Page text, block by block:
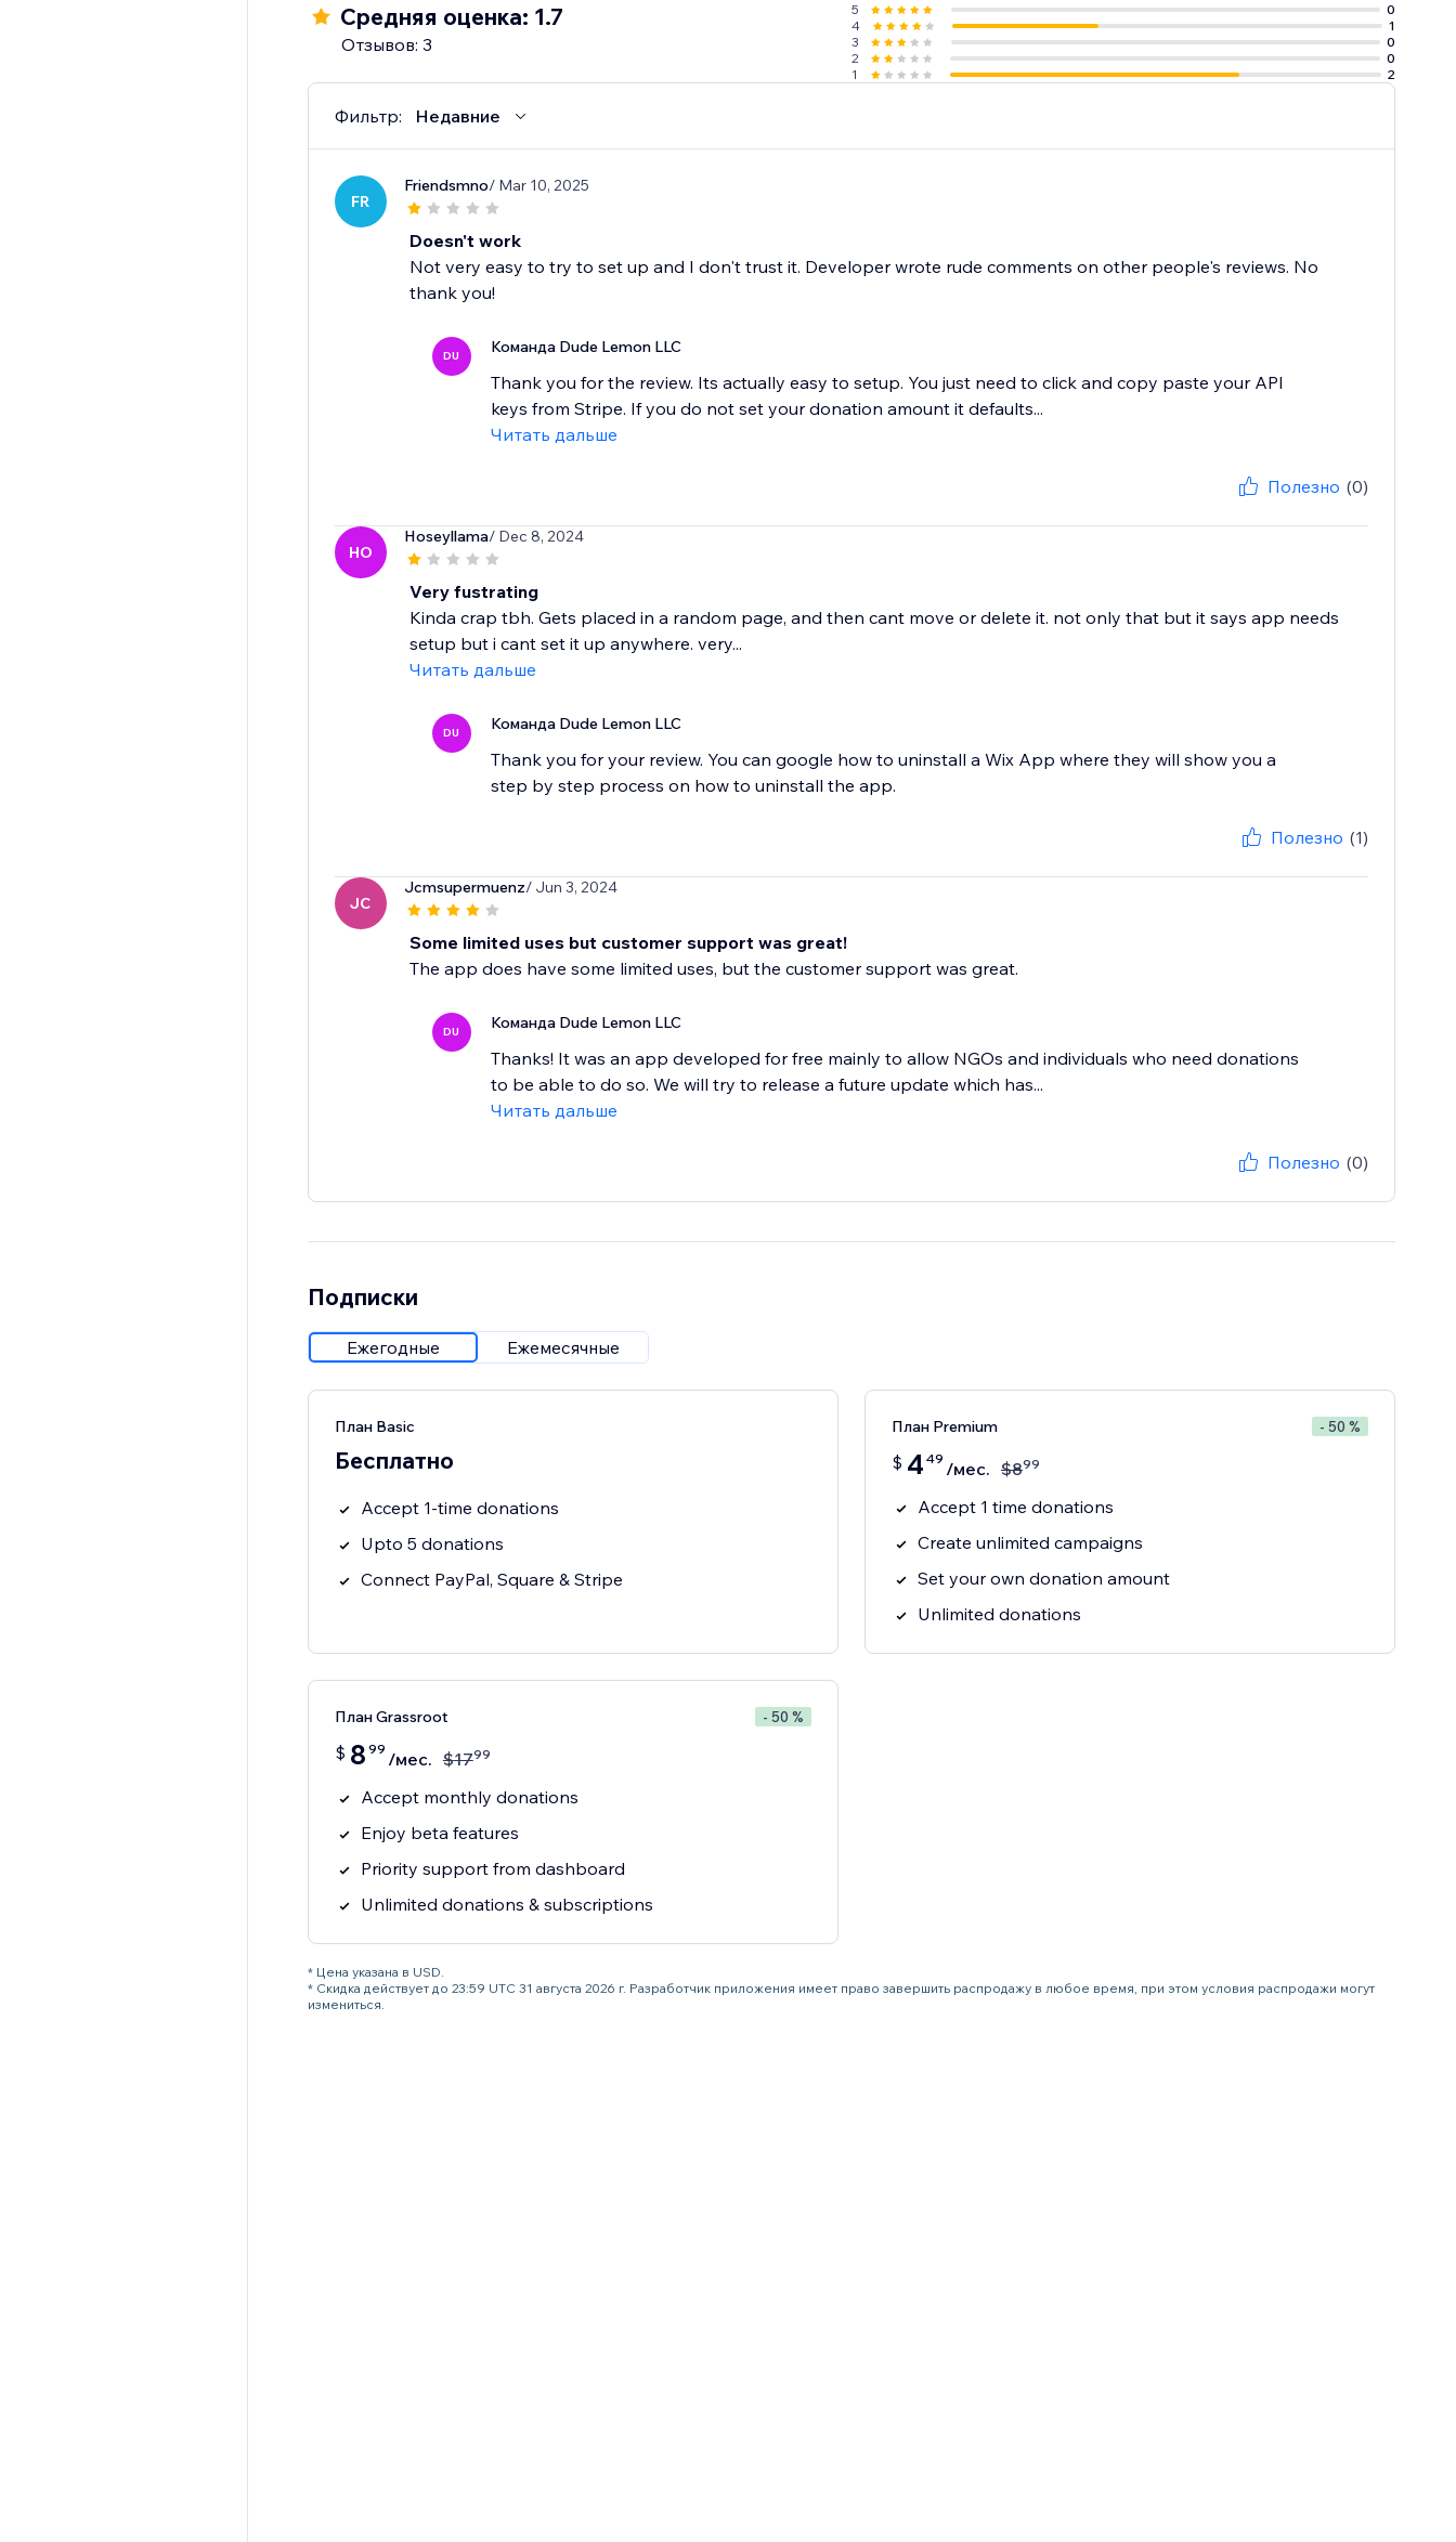
Средняя оценка: 1.7
Отзывов: 3
5
0
4
1
3
0
2
0
1
2
Фильтр: Недавние
FR
Friendsmno/ Mar 10, 2025
Doesn't work
Not very easy to try to set up and I don't trust it. Developer wrote rude comments on other people's reviews. No
thank you!
DU Команда Dude Lemon LLC
Thank you for the review. Its actually easy to setup. You just need to click and copy paste your API
keys from Stripe. If you do not set your donation amount it defaults...
Читать дальше
Полезно (0)
HO
Hoseyllama/ Dec 8, 2024
Very fustrating
Kinda crap tbh. Gets placed in a random page, and then cant move or delete it. not only that but it says app needs
setup but i cant set it up anywhere. very...
Читать дальше
DU Команда Dude Lemon LLC
Thank you for your review. You can google how to uninstall a Wix App where they will show you a
step by step process on how to uninstall the app.
Полезно (1)
JC
Jcmsupermuenz/ Jun 3, 2024
Some limited uses but customer support was great!
The app does have some limited uses, but the customer support was great.
DU Команда Dude Lemon LLC
Thanks! It was an app developed for free mainly to allow NGOs and individuals who need donations
to be able to do so. We will try to release a future update which has...
Читать дальше
Полезно (0)
Подписки
Ежегодные Ежемесячные
План Basic
Бесплатно
Accept 1-time donations
Upto 5 donations
Connect PayPal, Square & Stripe
План Premium - 50 %
$ 4 49 /мес. $899
Accept 1 time donations
Create unlimited campaigns
Set your own donation amount
Unlimited donations
План Grassroot - 50 %
$ 8 99 /мес. $1799
Accept monthly donations
Enjoy beta features
Priority support from dashboard
Unlimited donations & subscriptions
* Цена указана в USD.
* Скидка действует до 23:59 UTC 31 августа 2026 г. Разработчик приложения имеет право завершить распродажу в любое время, при этом условия распродажи могут
измениться.